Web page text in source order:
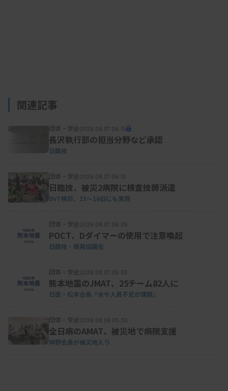
うした背景を踏まえ、企業と医療施設をマッチング
する仕組みづくりに乗り出した。
関連記事
団体・学会2026.08.07 06:15
長沢執行部の担当分野など承認
日臨技
団体・学会2026.08.07 06:10
日臨技、被災2病院に検査技師派遣
DVT検診、15～16日にも実施
団体・学会2026.08.07 06:05
POCT、Dダイマーの使用で注意喚起
日臨技・振興協議会
団体・学会2026.08.07 05:55
熊本地震のJMAT、25チーム82人に
日医・松本会長「水や人員不足が課題」
団体・学会2026.08.06 05:30
全日病のAMAT、被災地で病院支援
神野会長が被災地入り